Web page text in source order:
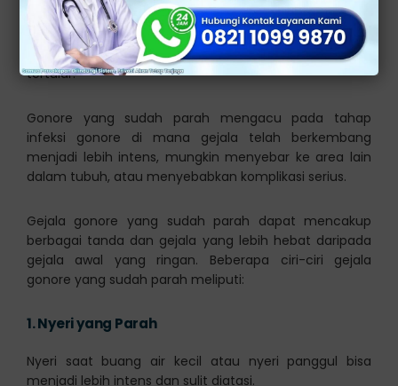
Tidak hanya dari berhubungan intim secara langsung,
tetapi media lain misalnya dari mainan seks juga bisa
tertular.
Gonore yang sudah parah mengacu pada tahap
infeksi gonore di mana gejala telah berkembang
menjadi lebih intens, mungkin menyebar ke area lain
dalam tubuh, atau menyebabkan komplikasi serius.
Gejala gonore yang sudah parah dapat mencakup
berbagai tanda dan gejala yang lebih hebat daripada
gejala awal yang ringan. Beberapa ciri-ciri gejala
gonore yang sudah parah meliputi:
1.Nyeri yang Parah
Nyeri saat buang air kecil atau nyeri panggul bisa
menjadi lebih intens dan sulit diatasi.